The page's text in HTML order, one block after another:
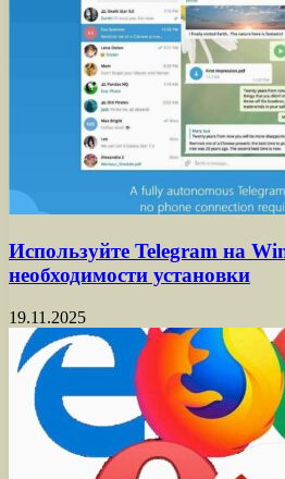
Используйте Telegram на
необходимости установки
19.11.2025